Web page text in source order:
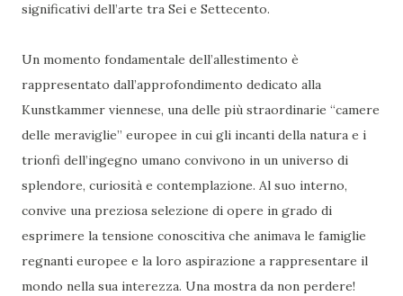
significativi dell’arte tra Sei e Settecento.
Un momento fondamentale dell’allestimento è
rappresentato dall’approfondimento dedicato alla
Kunstkammer viennese, una delle più straordinarie “camere
delle meraviglie” europee in cui gli incanti della natura e i
trionfi dell’ingegno umano convivono in un universo di
splendore, curiosità e contemplazione. Al suo interno,
convive una preziosa selezione di opere in grado di
esprimere la tensione conoscitiva che animava le famiglie
regnanti europee e la loro aspirazione a rappresentare il
mondo nella sua interezza. Una mostra da non perdere!